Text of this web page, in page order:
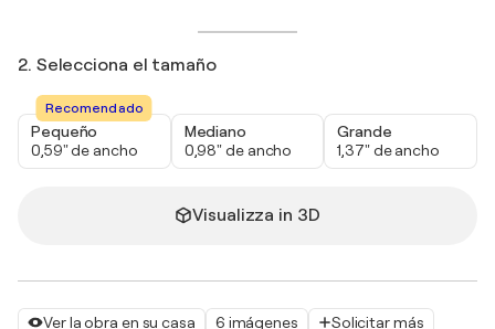
Ver la obra en su casa 6 imágenes Solicitar más
2. Selecciona el tamaño
Recomendado
Pequeño
0,59" de ancho
Mediano
0,98" de ancho
Grande
1,37" de ancho
Visualizza in 3D